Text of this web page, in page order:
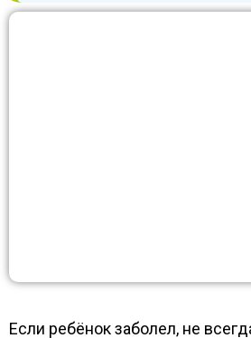
Если ребёнок заболел, не